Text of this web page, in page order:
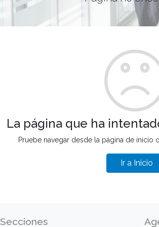
La página que ha
Pruebe navegar desde la página de
Ir a Inicio
Secciones